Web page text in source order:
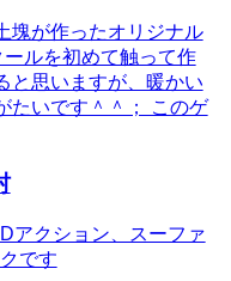
塊が作ったオリジナル
ルを初めて触って作
と思いますが、暖かい
たいです＾＾； このゲ
アクション、スーファ
です